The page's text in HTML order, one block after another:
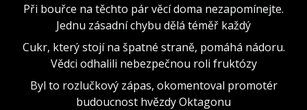
Při bouřce na těchto pár věcí doma nezapomínejte.
Jednu zásadní chybu dělá téměř každý
Cukr, který stojí na špatné straně, pomáhá nádoru.
Vědci odhalili nebezpečnou roli fruktózy
Byl to rozlučkový zápas, okomentoval promotér
budoucnost hvězdy Oktagonu